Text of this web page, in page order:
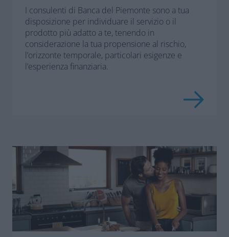
I consulenti di Banca del Piemonte sono a tua
disposizione per individuare il servizio o il
prodotto più adatto a te, tenendo in
considerazione la tua propensione al rischio,
l’orizzonte temporale, particolari esigenze e
l’esperienza finanziaria.